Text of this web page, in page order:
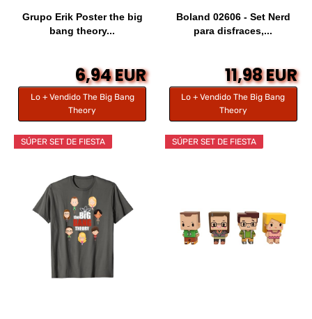
Grupo Erik Poster the big
bang theory...
6,94 EUR
Lo + Vendido The Big Bang
Theory
Boland 02606 - Set Nerd
para disfraces,...
11,98 EUR
Lo + Vendido The Big Bang
Theory
SÚPER SET DE FIESTA SÚPER SET DE FIESTA